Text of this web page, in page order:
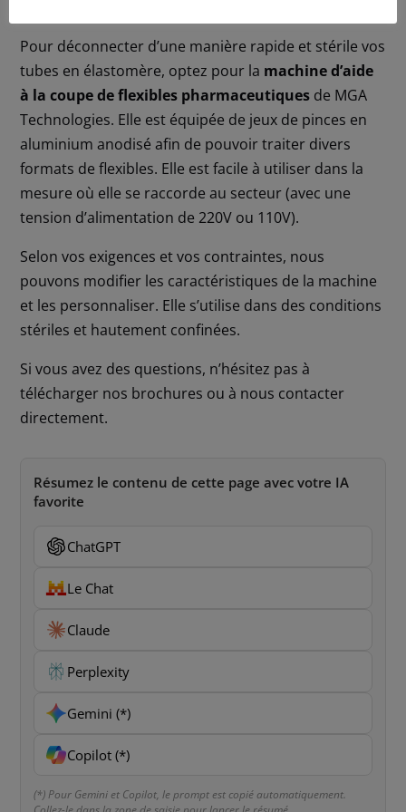
Pour déconnecter d’une manière rapide et stérile vos
tubes en élastomère, optez pour la machine d’aide
à la coupe de flexibles pharmaceutiques de MGA
Technologies. Elle est équipée de jeux de pinces en
aluminium anodisé afin de pouvoir traiter divers
formats de flexibles. Elle est facile à utiliser dans la
mesure où elle se raccorde au secteur (avec une
tension d’alimentation de 220V ou 110V).
Selon vos exigences et vos contraintes, nous
pouvons modifier les caractéristiques de la machine
et les personnaliser. Elle s’utilise dans des conditions
stériles et hautement confinées.
Si vous avez des questions, n’hésitez pas à
télécharger nos brochures ou à nous contacter
directement.
Résumez le contenu de cette page avec votre IA
favorite
ChatGPT
Le Chat
Claude
Perplexity
Gemini (*)
Copilot (*)
(*) Pour Gemini et Copilot, le prompt est copié automatiquement.